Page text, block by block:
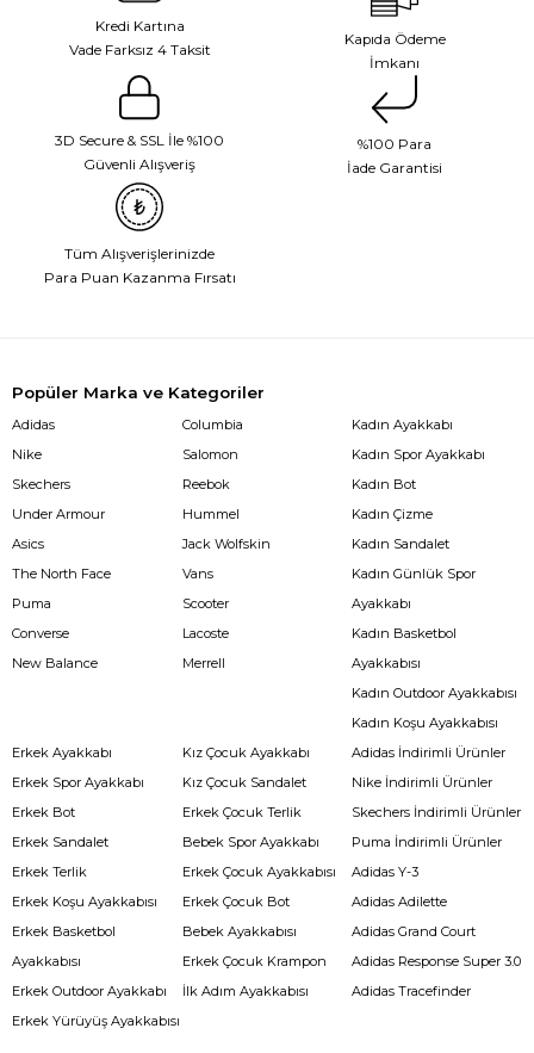
Kredi Kartına
Vade Farksız 4 Taksit
Kapıda Ödeme
İmkanı
3D Secure & SSL İle %100
Güvenli Alışveriş
%100 Para
İade Garantisi
Tüm Alışverişlerinizde
Para Puan Kazanma Fırsatı
Popüler Marka ve Kategoriler
Adidas
Nike
Skechers
Under Armour
Asics
The North Face
Puma
Converse
New Balance
Columbia
Salomon
Reebok
Hummel
Jack Wolfskin
Vans
Scooter
Lacoste
Merrell
Kadın Ayakkabı
Kadın Spor Ayakkabı
Kadın Bot
Kadın Çizme
Kadın Sandalet
Kadın Günlük Spor
Ayakkabı
Kadın Basketbol
Ayakkabısı
Kadın Outdoor Ayakkabısı
Kadın Koşu Ayakkabısı
Erkek Ayakkabı
Erkek Spor Ayakkabı
Erkek Bot
Erkek Sandalet
Erkek Terlik
Erkek Koşu Ayakkabısı
Erkek Basketbol
Ayakkabısı
Erkek Outdoor Ayakkabı
Erkek Yürüyüş Ayakkabısı
Kız Çocuk Ayakkabı
Kız Çocuk Sandalet
Erkek Çocuk Terlik
Bebek Spor Ayakkabı
Erkek Çocuk Ayakkabısı
Erkek Çocuk Bot
Bebek Ayakkabısı
Erkek Çocuk Krampon
İlk Adım Ayakkabısı
Adidas İndirimli Ürünler
Nike İndirimli Ürünler
Skechers İndirimli Ürünler
Puma İndirimli Ürünler
Adidas Y-3
Adidas Adilette
Adidas Grand Court
Adidas Response Super 3.0
Adidas Tracefinder